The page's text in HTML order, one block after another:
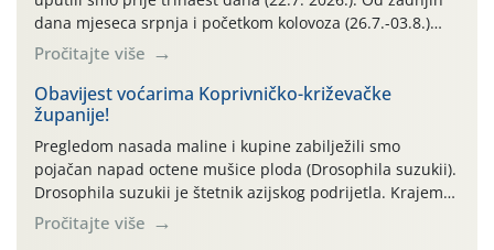
dana mjeseca srpnja i početkom kolovoza (26.7.-03.8.)
traje izuzetno nepovoljno meteorološko razdoblje za rast
i razvoj korjenastog povrća: najviše dnevne temperature
zraka zadnjih su devet dana u rasponu 30,7°-38,0°C!
Drugi ovogodišnji “toplinski udar” naročito je izražen
zadnja četiri dana (31.7.-03.8.), […]
Pročitajte više
Obavijest voćarima Koprivničko-križevačke
županije!
Pregledom nasada maline i kupine zabilježili smo
pojačan napad octene mušice ploda (Drosophila suzukii).
Drosophila suzukii je štetnik azijskog podrijetla. Krajem
2010. godine prvi puta je registriran u Hrvatskoj, a u
rujnu 2016. godine na našem su području zabilježene
Pročitajte više